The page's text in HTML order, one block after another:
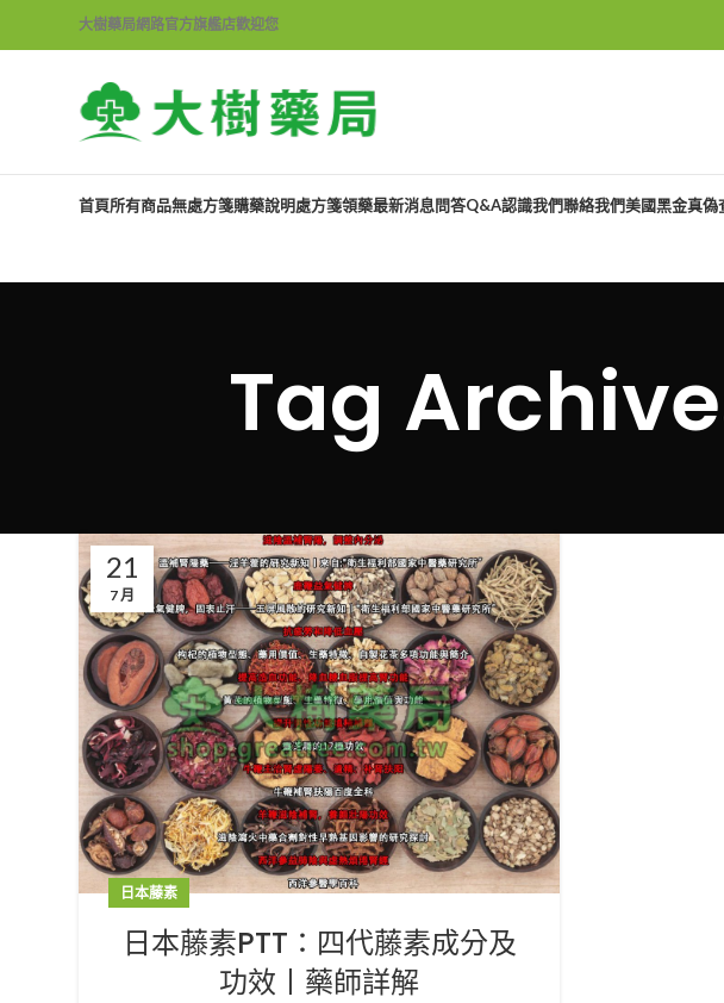
大樹藥局網路官方旗艦店歡迎您
首頁所有商品無處方箋購藥說明處方箋領藥最新消息問答Q&A認識我們聯絡我們美國黑金真偽
Tag
21
7 月
日本藤素
日本藤素PTT：四代藤素成分及
功效丨藥師詳解